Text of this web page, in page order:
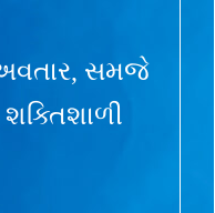
સમજે